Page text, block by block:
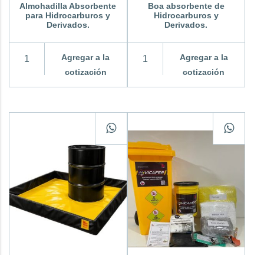
Almohadilla Absorbente
para Hidrocarburos y
Derivados.
Agregar a la
cotización
Boa absorbente de
Hidrocarburos y
Derivados.
Agregar a la
cotización